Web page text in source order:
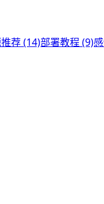
荐 (14)部署教程 (9)